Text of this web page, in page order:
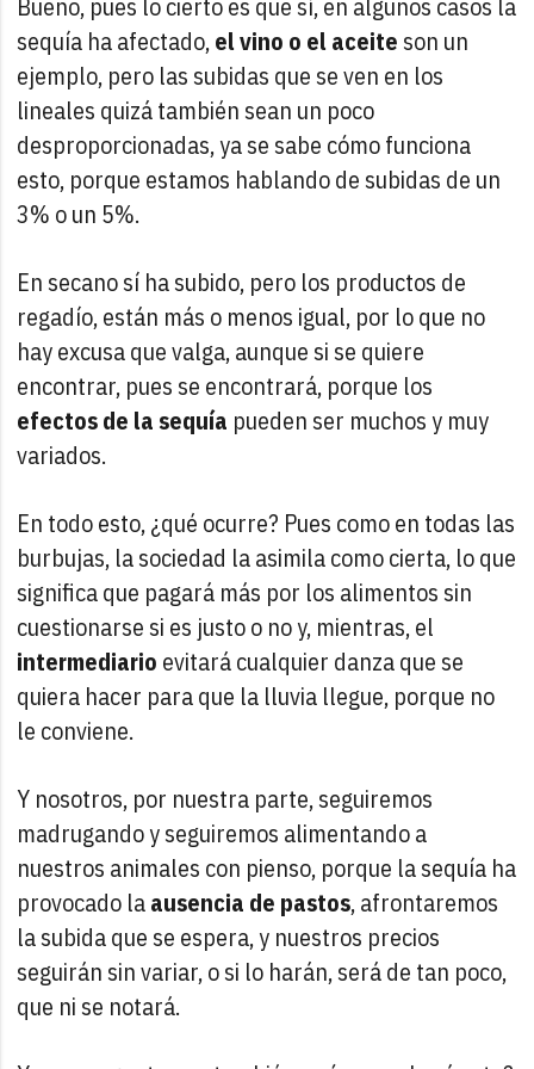
sequía ha afectado,el vino o el aceite son un
ejemplo, pero las subidas que se ven en los
lineales quizá también sean un poco
desproporcionadas, ya se sabe cómo funciona
esto, porque estamos hablando de subidas de un
3% o un 5%.
En secano sí ha subido, pero los productos de
regadío, están más o menos igual, por lo que no
hay excusa que valga, aunque si se quiere
encontrar, pues se encontrará, porque los
efectos de la sequía pueden ser muchos y muy
variados.
En todo esto, ¿qué ocurre? Pues como en todas las
burbujas, la sociedad la asimila como cierta, lo que
significa que pagará más por los alimentos sin
cuestionarse si es justo o no y, mientras, el
intermediario evitará cualquier danza que se
quiera hacer para que la lluvia llegue, porque no
le conviene.
Y nosotros, por nuestra parte, seguiremos
madrugando y seguiremos alimentando a
nuestros animales con pienso, porque la sequía ha
provocado laausencia de pastos, afrontaremos
la subida que se espera, y nuestros precios
seguirán sin variar, o si lo harán, será de tan poco,
que ni se notará.